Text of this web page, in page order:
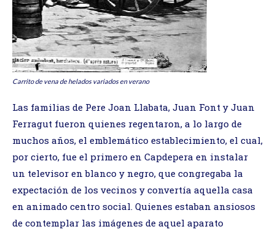
Carrito de vena de helados variados en verano
Las familias de Pere Joan Llabata, Juan Font y Juan
Ferragut fueron quienes regentaron, a lo largo de
muchos años, el emblemático establecimiento, el cual,
por cierto, fue el primero en Capdepera en instalar
un televisor en blanco y negro, que congregaba la
expectación de los vecinos y convertía aquella casa
en animado centro social. Quienes estaban ansiosos
de contemplar las imágenes de aquel aparato